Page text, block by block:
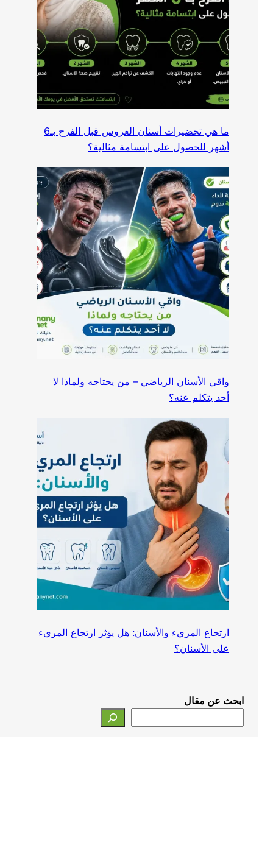
ما هي تحضيرات أسنان العروس قبل الفرح بـ6
أشهر للحصول على ابتسامة مثالية؟
واقي الأسنان الرياضي – من يحتاجه ولماذا لا
أحد يتكلم عنه؟
ارتجاع المريء والأسنان: هل يؤثر ارتجاع المريء
على الأسنان؟
ابحث عن مقال